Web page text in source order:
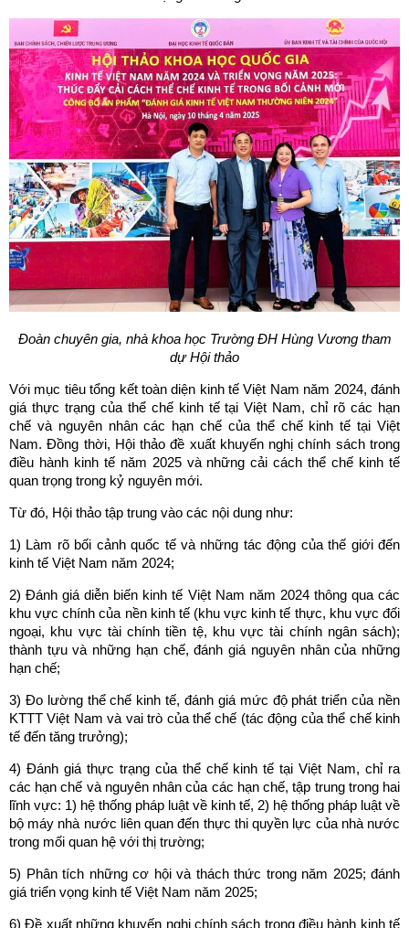
Đoàn chuyên gia, nhà khoa học Trường ĐH Hùng Vương tham
dự Hội thảo
Với mục tiêu tổng kết toàn diện kinh tế Việt Nam năm 2024, đánh
giá thực trạng của thể chế kinh tế tại Việt Nam, chỉ rõ các hạn
chế và nguyên nhân các hạn chế của thể chế kinh tế tại Việt
Nam. Đồng thời, Hội thảo đề xuất khuyến nghị chính sách trong
điều hành kinh tế năm 2025 và những cải cách thể chế kinh tế
quan trọng trong kỷ nguyên mới.
Từ đó, Hội thảo tập trung vào các nội dung như:
1) Làm rõ bối cảnh quốc tế và những tác động của thế giới đến
kinh tế Việt Nam năm 2024;
2) Đánh giá diễn biến kinh tế Việt Nam năm 2024 thông qua các
khu vực chính của nền kinh tế (khu vực kinh tế thực, khu vực đối
ngoại, khu vực tài chính tiền tệ, khu vực tài chính ngân sách);
thành tựu và những hạn chế, đánh giá nguyên nhân của những
hạn chế;
3) Đo lường thể chế kinh tế, đánh giá mức độ phát triển của nền
KTTT Việt Nam và vai trò của thể chế (tác động của thể chế kinh
tế đến tăng trưởng);
4) Đánh giá thực trạng của thể chế kinh tế tại Việt Nam, chỉ ra
các hạn chế và nguyên nhân của các hạn chế, tập trung trong hai
lĩnh vực: 1) hệ thống pháp luật về kinh tế, 2) hệ thống pháp luật về
bộ máy nhà nước liên quan đến thực thi quyền lực của nhà nước
trong mối quan hệ với thị trường;
5) Phân tích những cơ hội và thách thức trong năm 2025; đánh
giá triển vọng kinh tế Việt Nam năm 2025;
6) Đề xuất những khuyến nghị chính sách trong điều hành kinh tế